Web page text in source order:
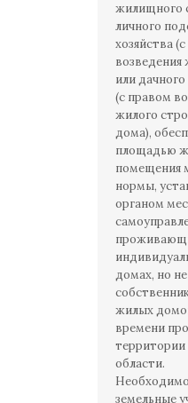
жилищного
личного
хозяйства
возведения
или
(с правом
жилого
дома),
площадью
помещения
нормы,
органом
домах, но
жилых
времени
области.
земельные